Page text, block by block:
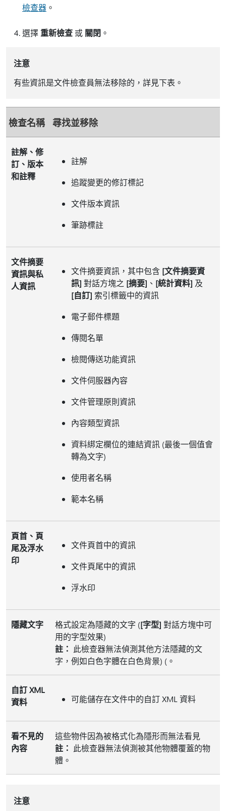
檢查器 。
選擇 重新檢查 或 關閉 。
注意
有些資訊是文件檢查員無法移除的，詳見下表。
檢查名稱 尋找並移除
註解、修
訂、版本
和註釋
註解
追蹤變更的修訂標記
文件版本資訊
筆跡標註
文件摘要
資訊與私
人資訊
文件摘要資訊，其中包含 [文件摘要資
訊] 對話方塊之 [摘要] 、 [統計資料] 及
[自訂] 索引標籤中的資訊
電子郵件標題
傳閱名單
檢閱傳送功能資訊
文件伺服器內容
文件管理原則資訊
內容類型資訊
資料綁定欄位的連結資訊 (最後一個值會
轉為文字)
使用者名稱
範本名稱
頁首、頁
尾及浮水
印
文件頁首中的資訊
文件頁尾中的資訊
浮水印
隱藏文字 格式設定為隱藏的文字 ([字型] 對話方塊中可
用的字型效果)
註： 此檢查器無法偵測其他方法隱藏的文
字，例如白色字體在白色背景) (。
自訂 XML
資料
可能儲存在文件中的自訂 XML 資料
看不見的
內容
這些物件因為被格式化為隱形而無法看見
註： 此檢查器無法偵測被其他物體覆蓋的物
體。
注意